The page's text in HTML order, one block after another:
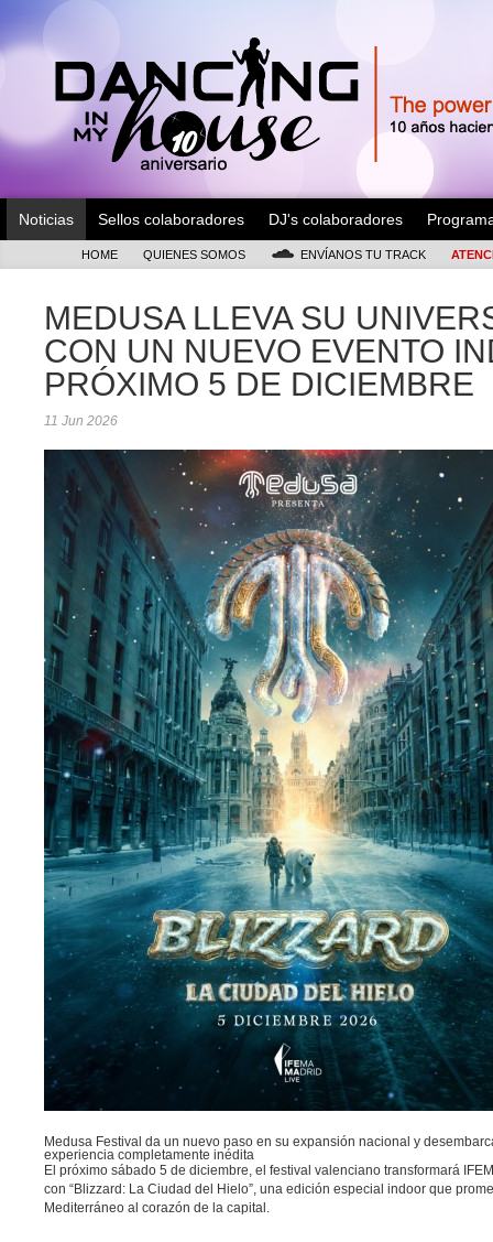
Noticias Sellos colaboradores DJ's colaboradores
HOME QUIENES SOMOS ENVÍANOS TU TRACK
MEDUSA LLEVA SU
CON UN NUEVO EVENTO
PRÓXIMO 5 DE DICIEMBRE
11 Jun 2026
Medusa Festival da un nuevo paso en su expansión nacional y
experiencia completamente inédita
El próximo sábado 5 de diciembre, el festival valenciano transformará
con “Blizzard: La Ciudad del Hielo”, una edición especial indoor que
Mediterráneo al corazón de la capital.